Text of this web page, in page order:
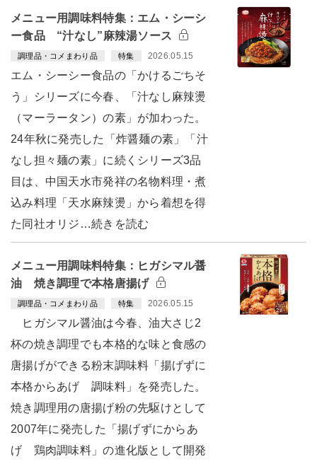
メニュー用調味料特集：エム・シーシ
ー食品 “汁なし”麻辣湯ソース
調理品・コメまわり品 特集 2026.05.15
エム・シーシー食品の「かけるごちそ
う」シリーズに今春、「汁なし麻辣燙
（マーラータン）の素」が加わった。
24年秋に発売した「炸醤麺の素」「汁
なし担々麺の素」に続くシリーズ3品
目は、中国天水市発祥の名物料理・煮
込み料理「天水麻辣燙」から着想を得
た同社オリジ…続きを読む
メニュー用調味料特集：ヒガシマル醤
油 焼き調理で本格唐揚げ
調理品・コメまわり品 特集 2026.05.15
ヒガシマル醤油は今春、油大さじ2
杯の焼き調理でも本格的な味と食感の
唐揚げができる粉末調味料「揚げずに
本格からあげ 調味料」を発売した。
焼き調理用の唐揚げ粉の先駆けとして
2007年に発売した「揚げずにからあ
げ 鶏肉調味料」の進化版として開発